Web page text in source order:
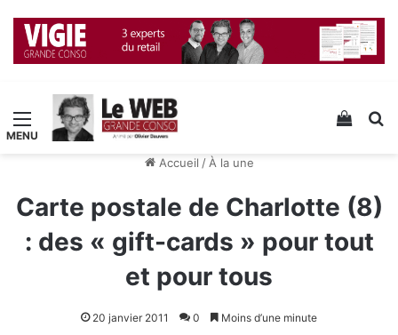
Menu Voir
Accueil / À la une
Carte postale de Charlotte (8)
: des « gift-cards » pour tout
et pour tous
20 janvier 2011 0 Moins d’une minute